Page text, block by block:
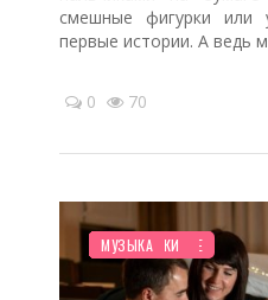
смешные фигурки или
первые истории. А ведь
0 70
НОВОСТИ МИРА
ПЛАНИРОВАНИЕ
ТВОРЧЕСТВО
СЕМЬЯ
ЗДОРОВЬЕ
ОТДЫХ
ДО ГОДА
ДЕТЯМ
КИНО
РЕБЕНОК
СТАТЬИ
ПРАЗДНИКИ
МУЗЫКА